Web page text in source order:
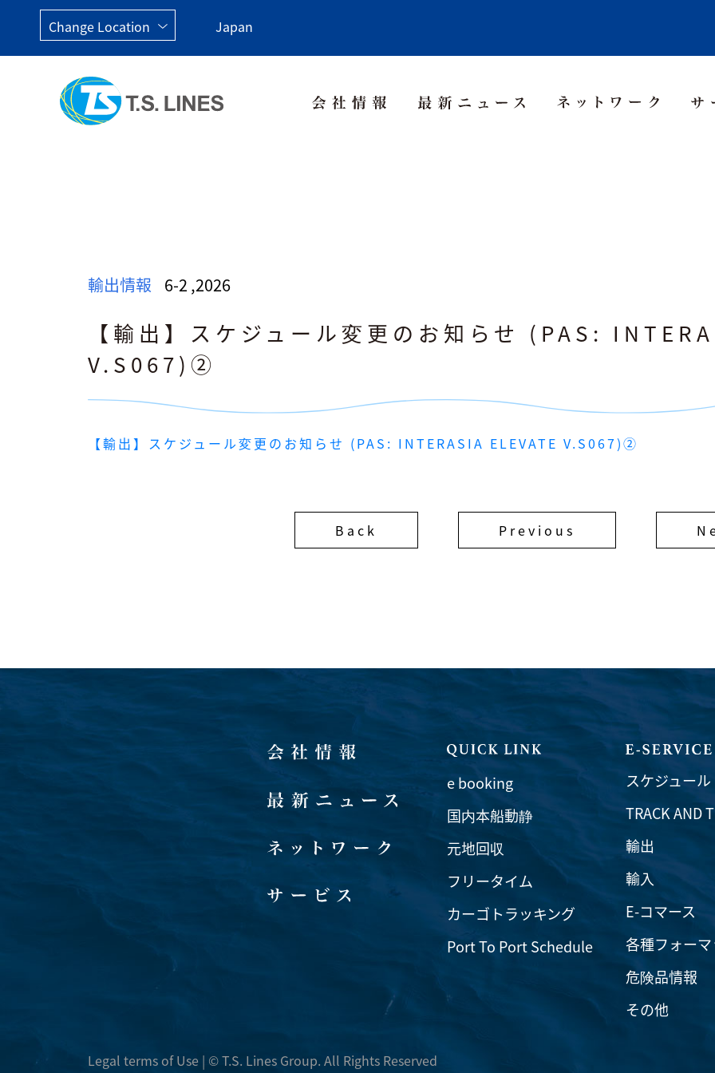
Change Location
Asia Pacific Middle East
Japan
輸出情報 6-2 ,2026
【輸出】スケジュール変更のお知らせ (PAS:
V.S067)②
【輸出】スケジュール変更のお知らせ (PAS: INTERASIA ELEVATE V.S067)②
Back Previous
e booking
国内本船動静
元地回収
フリータイム
カーゴトラッキング
Port To Port Schedule
スケジュール
TRACK AND
輸出
輸入
E-コマース
各種フォー
危険品情報
その他
Legal terms of Use | © T.S. Lines Group. All Rights Reserved